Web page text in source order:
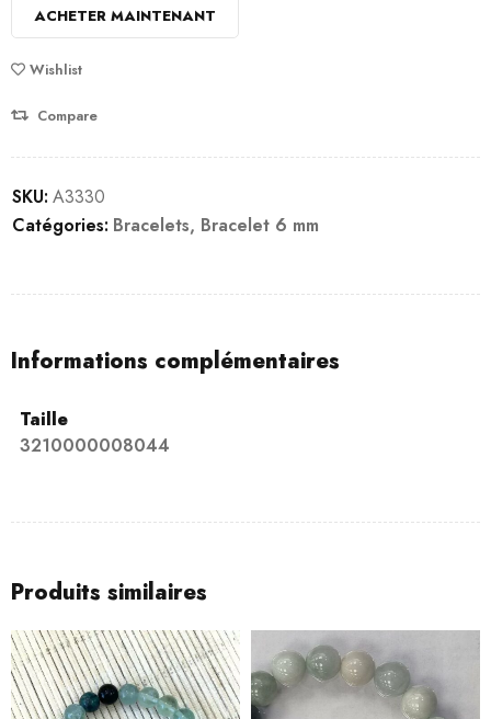
ACHETER MAINTENANT
Wishlist
Compare
SKU: A3330
Catégories: Bracelets, Bracelet 6 mm
Informations complémentaires
Taille
3210000008044
Produits similaires